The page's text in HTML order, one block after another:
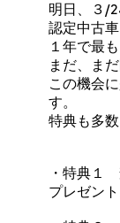
明日、３/
認定中古
１年で最
まだ、ま
この機会
す。
特典も多
・特典１
プレゼント